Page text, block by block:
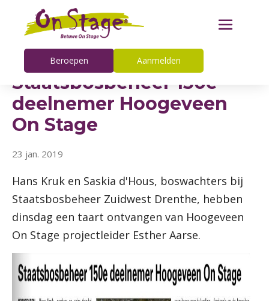
Beroepen Aanmelden
Staatsbosbeheer 150e
deelnemer Hoogeveen
On Stage
23 jan. 2019
Hans Kruk en Saskia d'Hous, boswachters bij
Staatsbosbeheer Zuidwest Drenthe, hebben
dinsdag een taart ontvangen van Hoogeveen
On Stage projectleider Esther Aarse.